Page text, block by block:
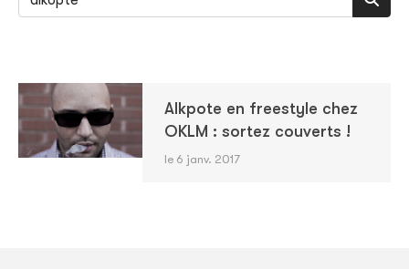
Alkpote en freestyle chez
OKLM : sortez couverts !
le 6 janv. 2017